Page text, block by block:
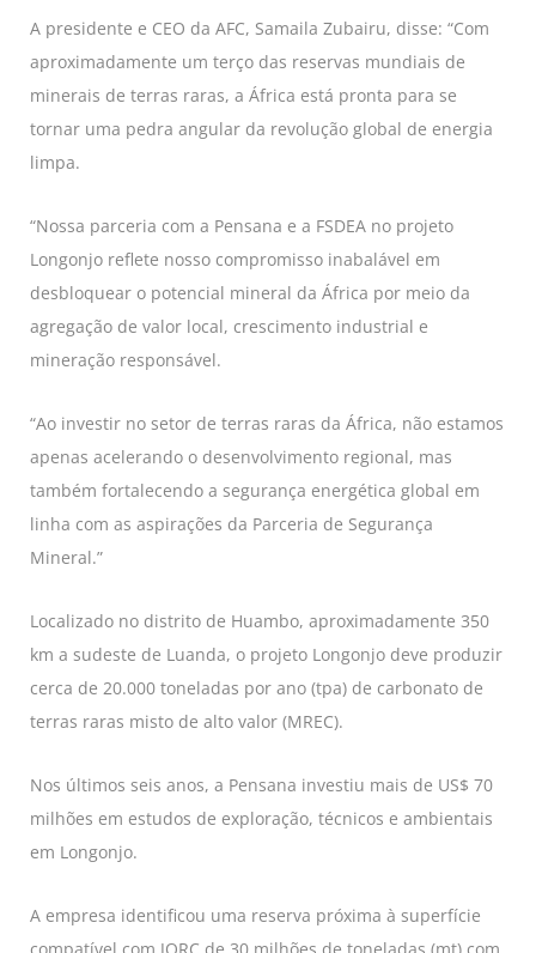
A presidente e CEO da AFC, Samaila Zubairu, disse: “Com
aproximadamente um terço das reservas mundiais de
minerais de terras raras, a África está pronta para se
tornar uma pedra angular da revolução global de energia
limpa.
“Nossa parceria com a Pensana e a FSDEA no projeto
Longonjo reflete nosso compromisso inabalável em
desbloquear o potencial mineral da África por meio da
agregação de valor local, crescimento industrial e
mineração responsável.
“Ao investir no setor de terras raras da África, não estamos
apenas acelerando o desenvolvimento regional, mas
também fortalecendo a segurança energética global em
linha com as aspirações da Parceria de Segurança
Mineral.”
Localizado no distrito de Huambo, aproximadamente 350
km a sudeste de Luanda, o projeto Longonjo deve produzir
cerca de 20.000 toneladas por ano (tpa) de carbonato de
terras raras misto de alto valor (MREC).
Nos últimos seis anos, a Pensana investiu mais de US$ 70
milhões em estudos de exploração, técnicos e ambientais
em Longonjo.
A empresa identificou uma reserva próxima à superfície